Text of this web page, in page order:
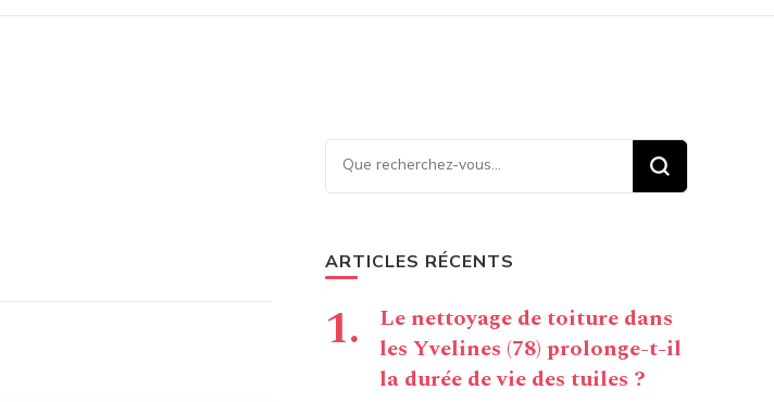
Vous recherchiez quelque
chose ?
ARTICLES RÉCENTS
Le nettoyage de toiture dans
les Yvelines (78) prolonge-t-il
la durée de vie des tuiles ?